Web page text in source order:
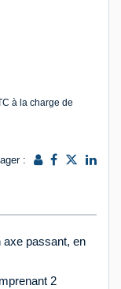
à la charge de
:
passant, en
2